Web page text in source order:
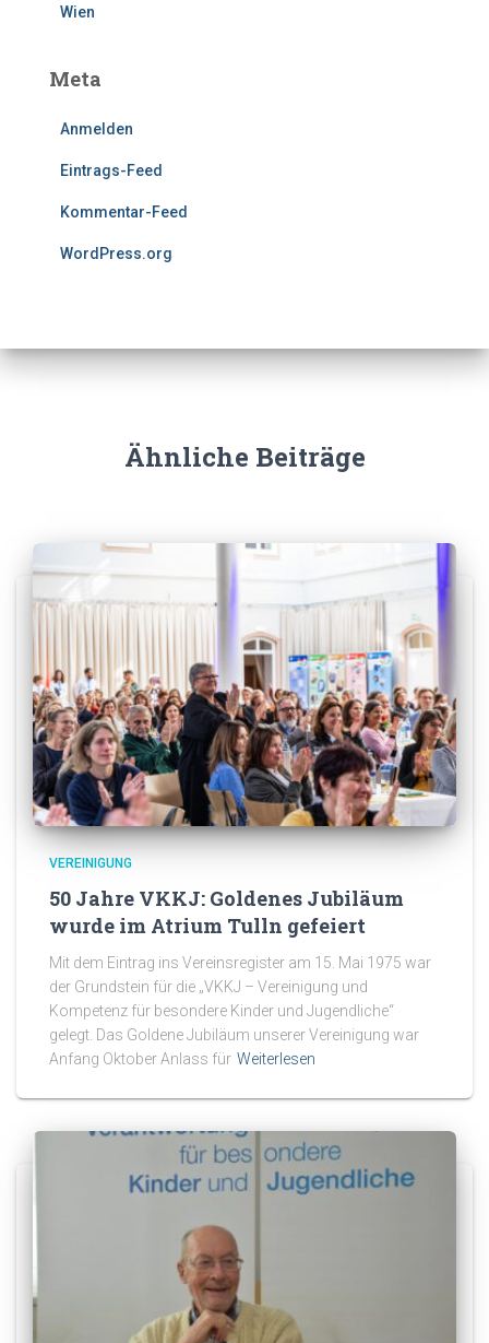
Wien
Meta
Anmelden
Eintrags-Feed
Kommentar-Feed
WordPress.org
Ähnliche Beiträge
VEREINIGUNG
50 Jahre VKKJ: Goldenes Jubiläum
wurde im Atrium Tulln gefeiert
Mit dem Eintrag ins Vereinsregister am 15. Mai 1975 war
der Grundstein für die „VKKJ – Vereinigung und
Kompetenz für besondere Kinder und Jugendliche“
gelegt. Das Goldene Jubiläum unserer Vereinigung war
Anfang Oktober Anlass für Weiterlesen